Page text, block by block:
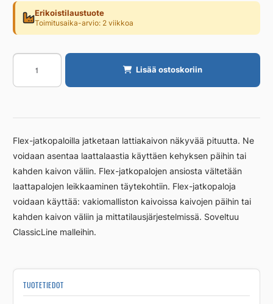
Erikoistilaustuote
Toimitusaika-arvio: 2 viikkoa
Jatkopala
Unidrain
90/10mm
harjattu
Lisää ostoskoriin
Flex-jatkopaloilla jatketaan lattiakaivon näkyvää pituutta. Ne
voidaan asentaa laattalaastia käyttäen kehyksen päihin tai
kahden kaivon väliin. Flex-jatkopalojen ansiosta vältetään
laattapalojen leikkaaminen täytekohtiin. Flex-jatkopaloja
voidaan käyttää: vakiomalliston kaivoissa kaivojen päihin tai
kahden kaivon väliin ja mittatilausjärjestelmissä. Soveltuu
ClassicLine malleihin.
TUOTETIEDOT